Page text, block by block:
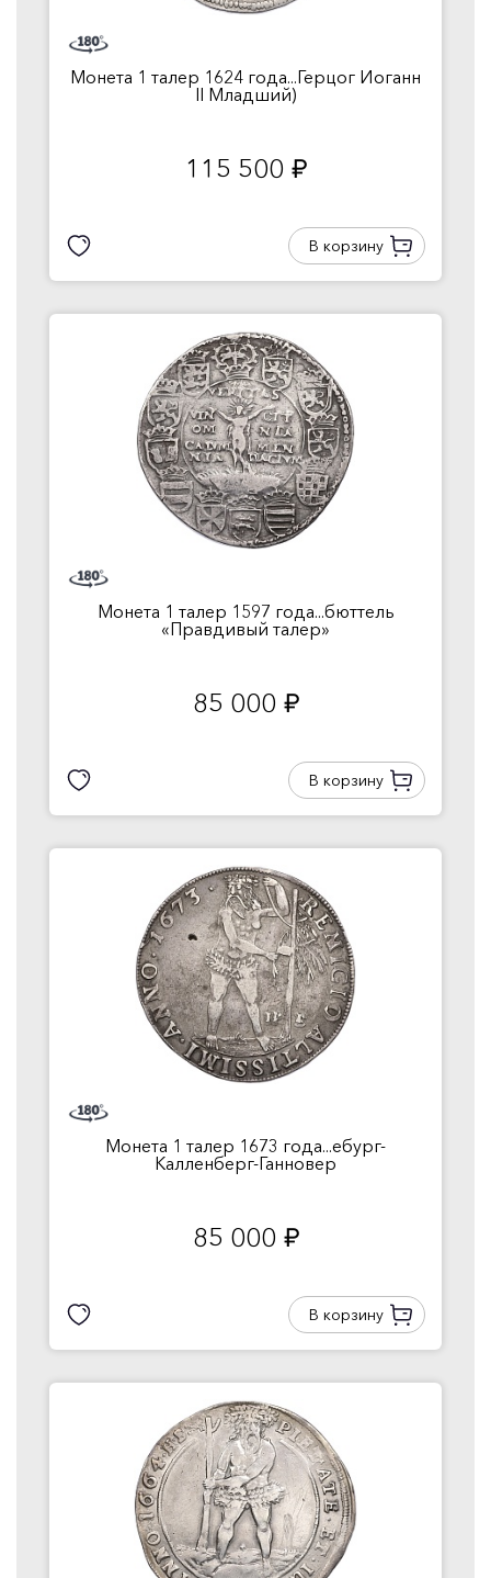
Монета 1 талер 1624 года...Герцог Иоганн
II Младший)
115 500 руб.
В корзину
Монета 1 талер 1597 года...бюттель
«Правдивый талер»
85 000 руб.
В корзину
Монета 1 талер 1673 года...ебург-
Калленберг-Ганновер
85 000 руб.
В корзину